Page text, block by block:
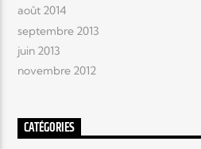
août 2014
septembre 2013
juin 2013
novembre 2012
CATÉGORIES